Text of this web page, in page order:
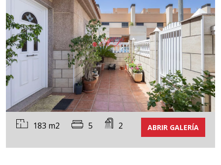
183 m2 5 2 ABRIR GALERÍA